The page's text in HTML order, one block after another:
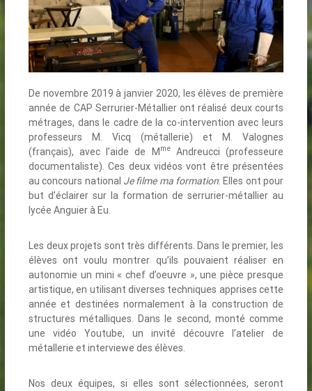
De novembre 2019 à janvier 2020, les élèves de première
année de CAP Serrurier-Métallier ont réalisé deux courts
métrages, dans le cadre de la co-intervention avec leurs
professeurs M. Vicq (métallerie) et M. Valognes
(français), avec l’aide de MmeAndreucci (professeure
documentaliste). Ces deux vidéos vont être présentées
au concours national Je filme ma formation. Elles ont pour
but d’éclairer sur la formation de serrurier-métallier au
lycée Anguier à Eu.
Les deux projets sont très différents. Dans le premier, les
élèves ont voulu montrer qu’ils pouvaient réaliser en
autonomie un mini « chef d’oeuvre », une pièce presque
artistique, en utilisant diverses techniques apprises cette
année et destinées normalement à la construction de
structures métalliques. Dans le second, monté comme
une vidéo Youtube, un invité découvre l’atelier de
métallerie et interviewe des élèves.
Nos deux équipes, si elles sont sélectionnées, seront